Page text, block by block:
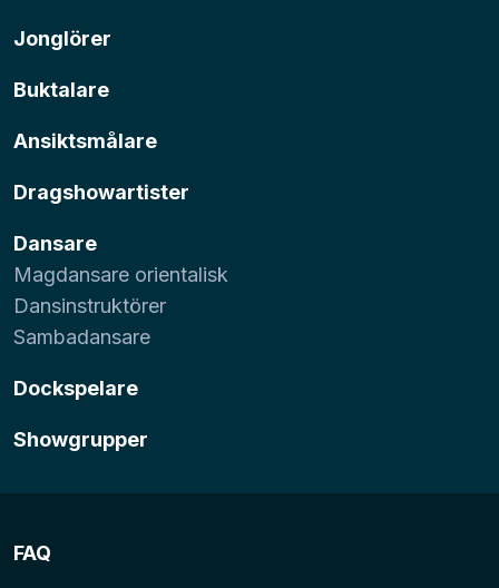
Jonglörer
Buktalare
Ansiktsmålare
Dragshowartister
Dansare
Magdansare orientalisk
Dansinstruktörer
Sambadansare
Dockspelare
Showgrupper
FAQ